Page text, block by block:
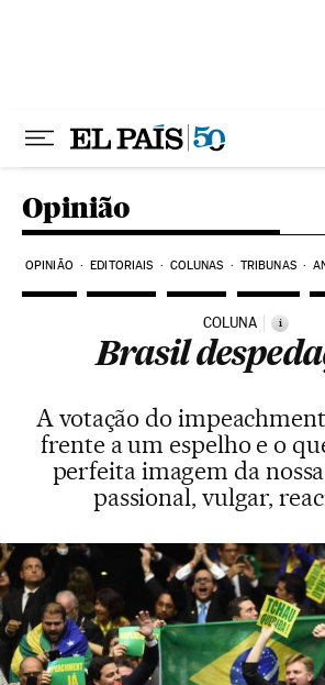
Opinião
OPINIÃO EDITORIAIS COLUNAS TRIBUNAS
COLUNA i
Brasil
A votação do
frente a um espelho e o
perfeita imagem da
passional, vulgar,